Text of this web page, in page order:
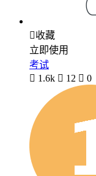
收藏
立即使用
考试
 1.6k  12  0